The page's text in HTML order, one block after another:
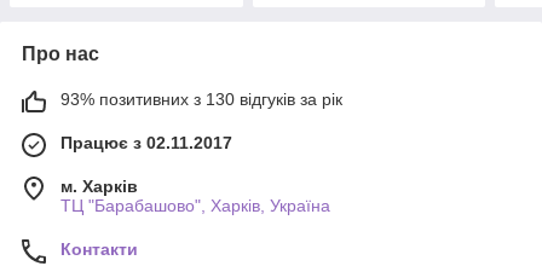
Про нас
93% позитивних з 130 відгуків за рік
Працює з 02.11.2017
м. Харків
ТЦ "Барабашово", Харків, Україна
Контакти